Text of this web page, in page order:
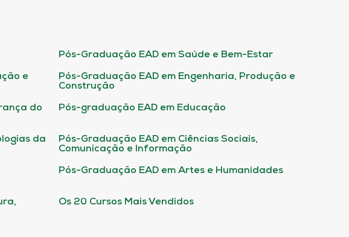
Pós-Graduação EAD em Saúde e Bem-Estar
e
Pós-Graduação EAD em Engenharia, Produção e
Construção
do
Pós-graduação EAD em Educação
da
Pós-Graduação EAD em Ciências Sociais,
Comunicação e Informação
Pós-Graduação EAD em Artes e Humanidades
Os 20 Cursos Mais Vendidos